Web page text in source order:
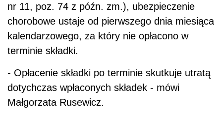
nr 11, poz. 74 z późn. zm.), ubezpieczenie
chorobowe ustaje od pierwszego dnia miesiąca
kalendarzowego, za który nie opłacono w
terminie składki.
- Opłacenie składki po terminie skutkuje utratą
dotychczas wpłaconych składek - mówi
Małgorzata Rusewicz.